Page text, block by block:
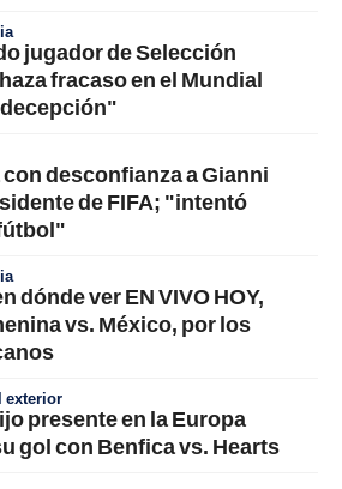
jugador de Selección
fracaso en el Mundial
con desconfianza a Gianni
de FIFA; "intentó
dónde ver EN VIVO HOY,
vs. México, por los
exterior
presente en la Europa
gol con Benfica vs. Hearts